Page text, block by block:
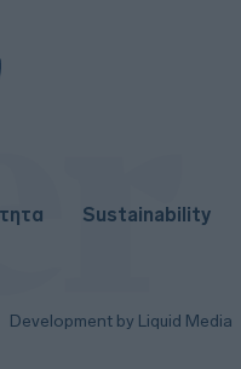
Sustainability
Development by Liquid Media